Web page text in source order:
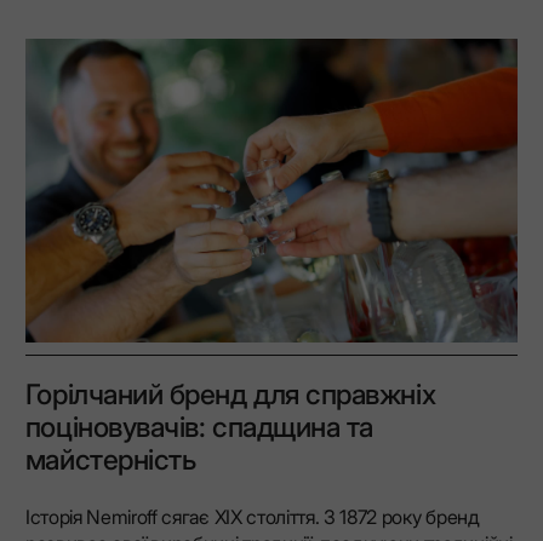
Горілчаний бренд для справжніх
поціновувачів: спадщина та
майстерність
Історія Nemiroff сягає XIX століття. З 1872 року бренд